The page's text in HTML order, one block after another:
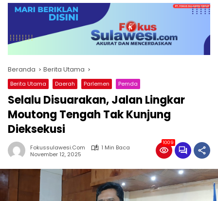
Beranda Berita Utama
Berita Utama Daerah Parlemen Pemda
Selalu Disuarakan, Jalan Lingkar
Moutong Tengah Tak Kunjung
Dieksekusi
Fokussulawesi.com
1 Min Baca
November 12, 2025
1009